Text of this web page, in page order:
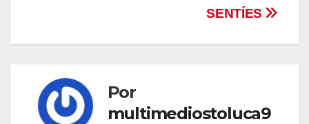
SENTÍES
Por
multimediostoluca9